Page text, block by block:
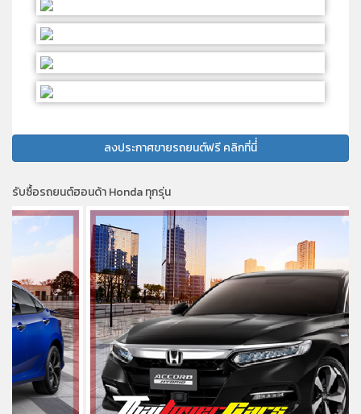
ลงประกาศขายรถยนต์ฟรี คลิกที่นี่่
รับซื้อรถยนต์ฮอนด้า Honda ทุกรุ่น